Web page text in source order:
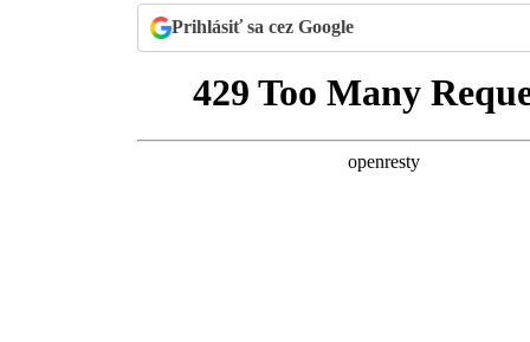
Prihlásiť sa cez Google